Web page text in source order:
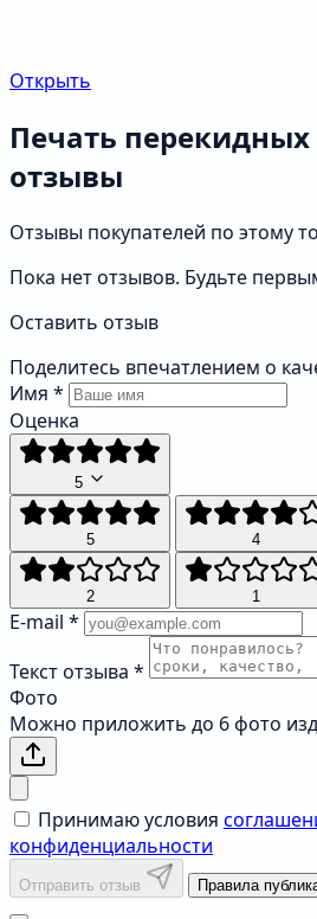
Открыть
Печать
отзывы
Отзывы покупателей по этому
Пока нет отзывов. Будьте
Оставить отзыв
Поделитесь впечатлением о
Имя *
Оценка
5
5 4
2 1
E-mail *
Текст отзыва *
Фото
Можно приложить до 6 фото
Принимаю условия
конфиденциальности
Отправить отзыв Правила